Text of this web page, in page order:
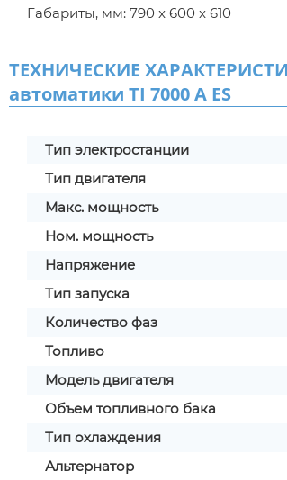
Габариты, мм: 790 x 600 x 610
ТЕХНИЧЕСКИЕ
автоматики TI 7000 A ES
Тип электростанции
Тип двигателя
Макс. мощность
Ном. мощность
Напряжение
Тип запуска
Количество фаз
Топливо
Модель двигателя
Объем топливного бака
Тип охлаждения
Альтернатор